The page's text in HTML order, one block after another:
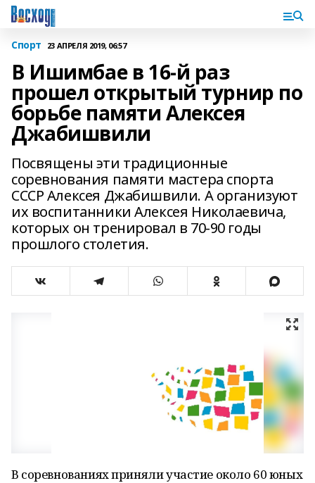
Спорт 23 АПРЕЛЯ 2019, 06:57
В Ишимбае в 16-й раз
прошел открытый турнир по
борьбе памяти Алексея
Джабишвили
Посвящены эти традиционные
соревнования памяти мастера спорта
СССР Алексея Джабишвили. А организуют
их воспитанники Алексея Николаевича,
которых он тренировал в 70-90 годы
прошлого столетия.
В соревнованиях приняли участие около 60 юных